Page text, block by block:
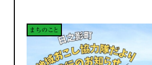
まちのこと